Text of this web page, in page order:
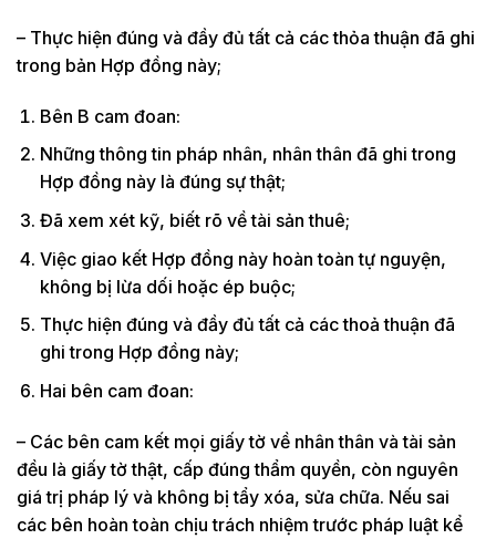
– Thực hiện đúng và đầy đủ tất cả các thỏa thuận đã ghi
trong bản Hợp đồng này;
Bên B cam đoan:
Những thông tin pháp nhân, nhân thân đã ghi trong
Hợp đồng này là đúng sự thật;
Đã xem xét kỹ, biết rõ về tài sản thuê;
Việc giao kết Hợp đồng này hoàn toàn tự nguyện,
không bị lừa dối hoặc ép buộc;
Thực hiện đúng và đầy đủ tất cả các thoả thuận đã
ghi trong Hợp đồng này;
Hai bên cam đoan:
– Các bên cam kết mọi giấy tờ về nhân thân và tài sản
đều là giấy tờ thật, cấp đúng thẩm quyền, còn nguyên
giá trị pháp lý và không bị tẩy xóa, sửa chữa. Nếu sai
các bên hoàn toàn chịu trách nhiệm trước pháp luật kể